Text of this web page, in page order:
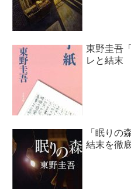
東野圭吾
レと結末
「眠りの
結末を徹